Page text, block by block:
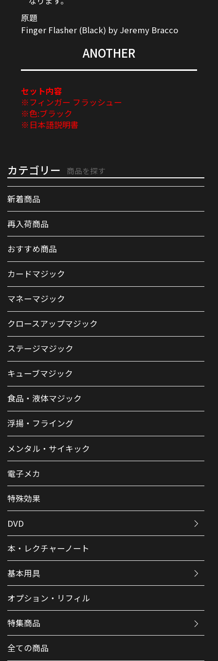
カテゴリー 商品を探す
新着商品
再入荷商品
おすすめ商品
カードマジック
マネーマジック
クロースアップマジック
ステージマジック
キューブマジック
食品・液体マジック
浮揚・フライング
メンタル・サイキック
電子メカ
特殊効果
DVD
本・レクチャーノート
基本用具
オプション・リフィル
特集商品
全ての商品
原題
Finger Flasher (Black) by Jeremy Bracco
ANOTHER
セット内容
※フィンガー フラッシュー
※色:ブラック
※日本語説明書